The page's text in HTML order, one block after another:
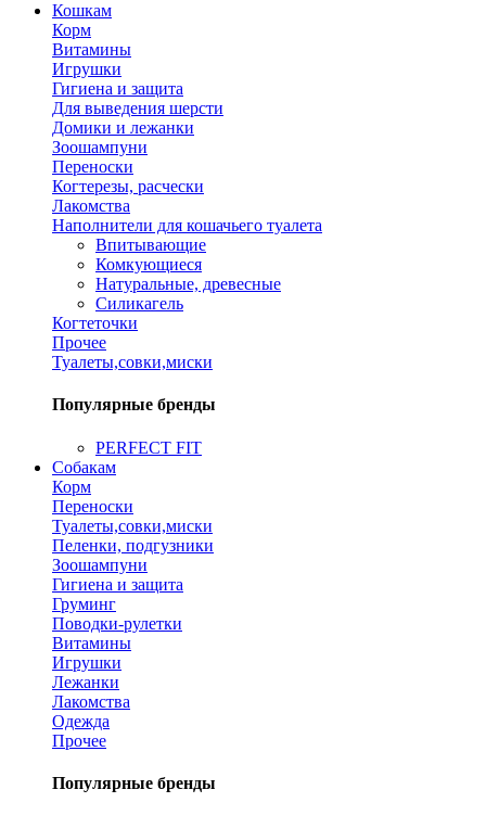
Кошкам
Корм
Витамины
Игрушки
Гигиена и защита
Для выведения шерсти
Домики и лежанки
Зоошампуни
Переноски
Когтерезы, расчески
Лакомства
Наполнители для кошачьего туалета
Впитывающие
Комкующиеся
Натуральные, древесные
Силикагель
Когтеточки
Прочее
Туалеты,совки,миски
Популярные бренды
PERFECT FIT
Собакам
Корм
Переноски
Туалеты,совки,миски
Пеленки, подгузники
Зоошампуни
Гигиена и защита
Груминг
Поводки-рулетки
Витамины
Игрушки
Лежанки
Лакомства
Одежда
Прочее
Популярные бренды